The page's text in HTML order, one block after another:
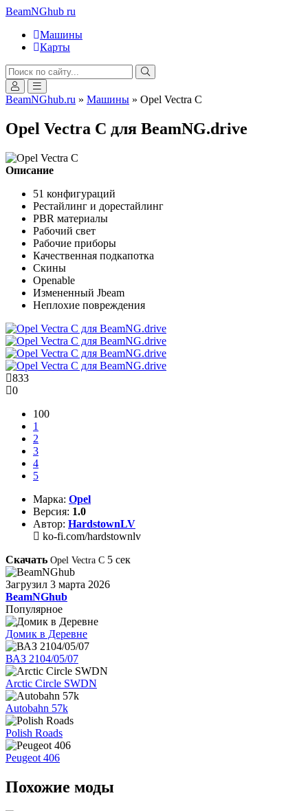
BeamNGhub ru
Машины
Карты
BeamNGhub.ru » Машины » Opel Vectra C
Opel Vectra C для BeamNG.drive
Описание
51 конфигураций
Рестайлинг и дорестайлинг
PBR материалы
Рабочий свет
Рабочие приборы
Качественная подкапотка
Скины
Openable
Измененный Jbeam
Неплохие повреждения
833
0
100
1
2
3
4
5
Марка: Opel
Версия: 1.0
Автор: HardstownLV
ko-fi.com/hardstownlv
Скачать Opel Vectra C 4 сек
Загрузил 3 марта 2026
BeamNGhub
Популярное
Домик в Деревне
ВАЗ 2104/05/07
Arctic Circle SWDN
Autobahn 57k
Polish Roads
Peugeot 406
Похожие моды